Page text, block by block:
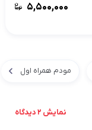
۵,۵۰۰,۰۰۰
مودم همراه اول
نمایش 2 دیدگاه